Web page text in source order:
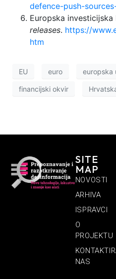
defence-push-
Europska investicijska
releases. https://
htm
EU euro europska
financijski okvir
SITE
MAP
NOVOSTI
ARHIVA
ISPRAVCI
O
PROJEKTU
NAS